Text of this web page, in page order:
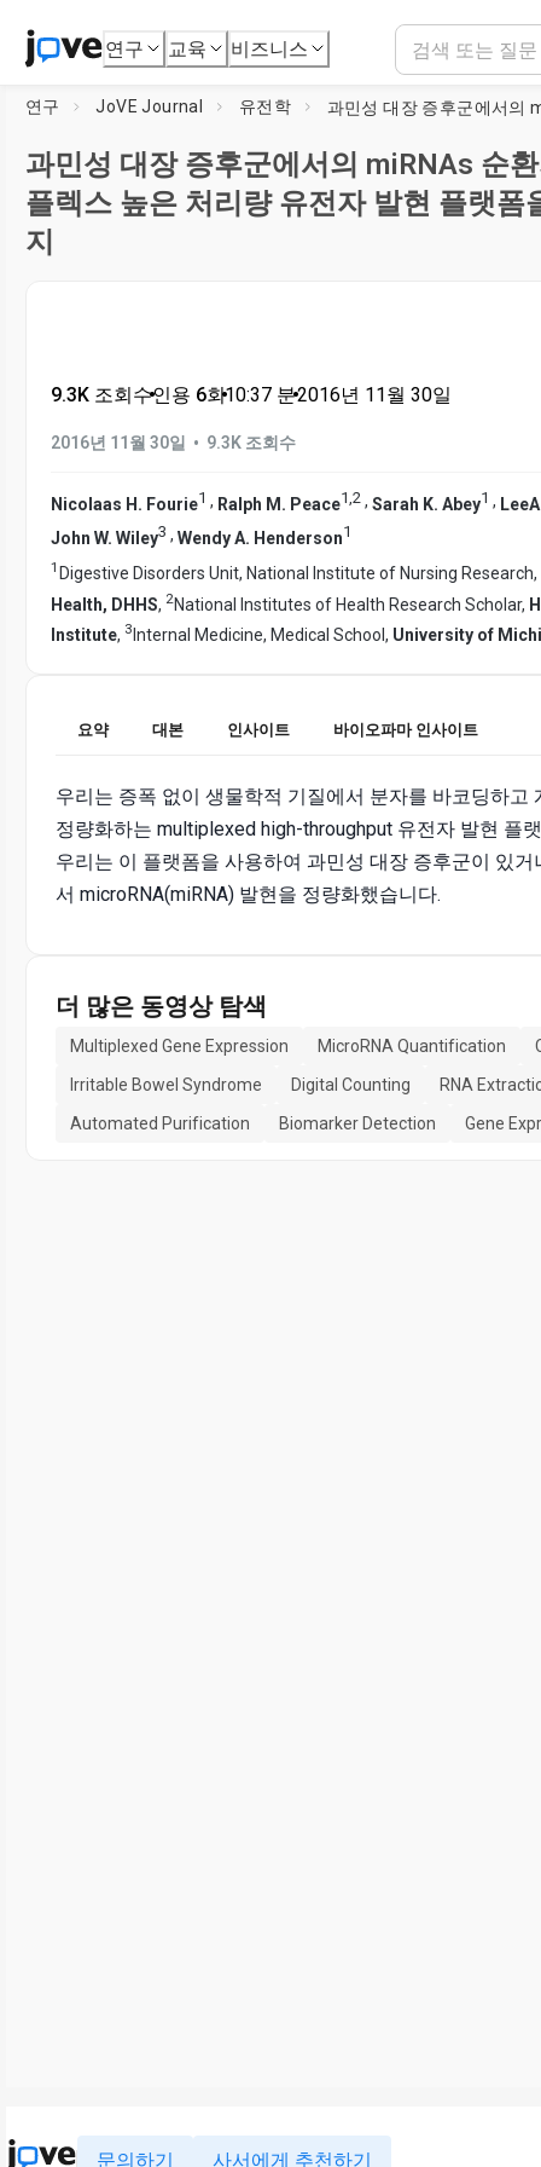
연구 교육 비즈니스
연구 JoVE Journal 유전학
과민성 대장 증후군에서의 miRNAs 순
플렉스 높은 처리량 유전자 발현 플랫폼
지
9.3K 조회수•인용 6회•10:37 분•2016년 11월 30일
2016년 11월 30일 • 9.3K 조회수
Nicolaas H. Fourie1 , Ralph M. Peace1,2 , Sarah K. Abey1 ,
John W. Wiley3 , Wendy A. Henderson1
1 Digestive Disorders Unit, National Institute of Nursing Research,
Health, DHHS, 2National Institutes of Health Research Scholar,
Institute, 3 Internal Medicine, Medical School, University of
요약 대본 인사이트 바이오파마 인사이트
우리는 증폭 없이 생물학적 기질에서 분자를 바코딩하고
정량화하는 multiplexed high-throughput 유전자 발현 플
우리는 이 플랫폼을 사용하여 과민성 대장 증후군이 있
서 microRNA(miRNA) 발현을 정량화했습니다.
더 많은 동영상 탐색
Multiplexed Gene Expression MicroRNA Quantification
Irritable Bowel Syndrome
Digital Counting
RNA
Automated Purification
Biomarker Detection Gene
문의하기 사서에게 추천하기